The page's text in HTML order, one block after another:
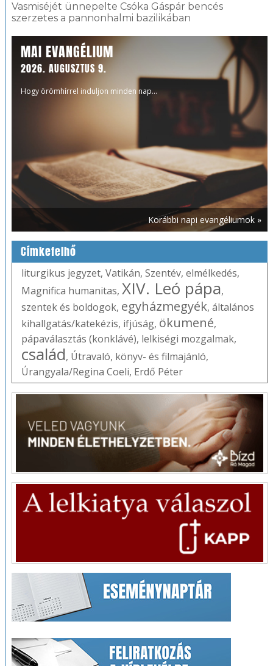
Vasmiséjét ünnepelte Csóka Gáspár bencés
szerzetes a pannonhalmi bazilikában
MAI EVANGÉLIUM
2026. AUGUSZTUS 9.
Hogy örömhírrel induljon minden nap...
Korábbi napi evangéliumok »
Címkefelhő
liturgikus jegyzet, Vatikán, Szentév, elmélkedés,
Magnifica humanitas, XIV. Leó pápa,
szentek és boldogok, egyházmegyék, általános
kihallgatás/katekézis, ifjúság, ökumené,
pápaválasztás (konklávé), lelkiségi mozgalmak,
család, Útravaló, könyv- és filmajánló,
Úrangyala/Regina Coeli, Erdő Péter